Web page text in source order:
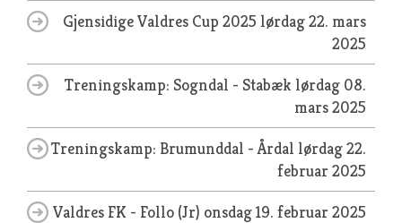
Gjensidige Valdres Cup 2025 lørdag 22. mars
2025
Treningskamp: Sogndal - Stabæk lørdag 08.
mars 2025
Treningskamp: Brumunddal - Årdal lørdag 22.
februar 2025
Valdres FK - Follo (Jr) onsdag 19. februar 2025